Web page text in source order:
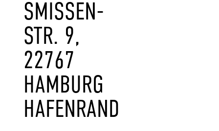
SMISSEN-
STR. 9,
22767
HAMBURG
HAFENRAND